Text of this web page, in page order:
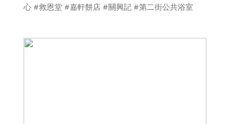
心 #救恩堂 #嘉軒餅店 #關興記 #第二街公共浴室